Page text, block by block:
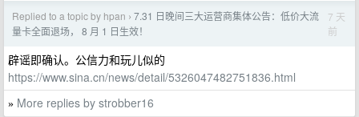
Replied to a topic by hpan › 7.31 日晚间三大运营商集体公告：低价大流
量卡全面退场， 8 月 1 日生效！
7 天
前
辟谣即确认。公信力和玩儿似的
https://www.sina.cn/news/detail/5326047482751836.html
» More replies by strobber16